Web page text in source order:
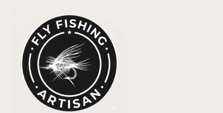
/ Productos etiquetados “Handmade in Spain”